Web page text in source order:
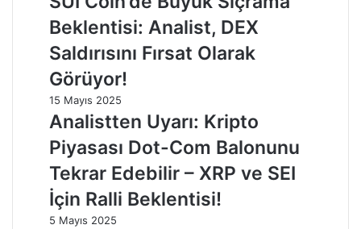
Beklentisi: Analist, DEX
Saldırısını Fırsat Olarak
Görüyor!
15 Mayıs 2025
Analistten Uyarı: Kripto
Piyasası Dot-Com Balonunu
Tekrar Edebilir – XRP ve SEI
İçin Ralli Beklentisi!
5 Mayıs 2025